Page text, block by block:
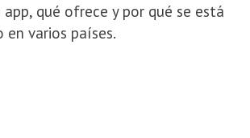
qué ofrece y por qué se está
en varios países.